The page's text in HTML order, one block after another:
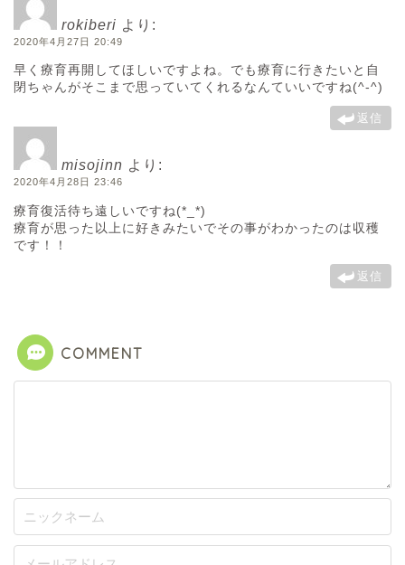
rokiberi より:
2020年4月27日 20:49
早く療育再開してほしいですよね。でも療育に行きたいと自
閉ちゃんがそこまで思っていてくれるなんていいですね(^-^)
返信
misojinn より:
2020年4月28日 23:46
療育復活待ち遠しいですね(*_*)
療育が思った以上に好きみたいでその事がわかったのは収穫
です！！
返信
COMMENT